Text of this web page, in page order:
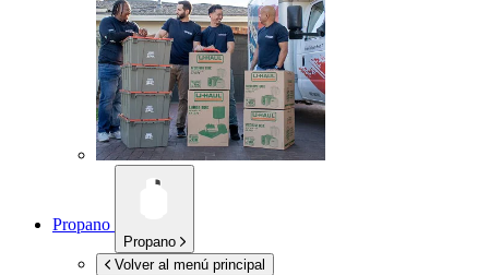
Propano
Propano
Volver al menú principal